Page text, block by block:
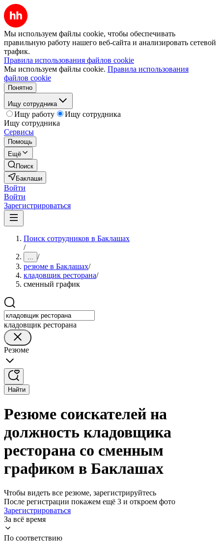
Мы используем файлы cookie, чтобы обеспечивать
правильную работу нашего веб-сайта и анализировать сетевой
трафик.
Правила использования файлов cookie
Мы используем файлы cookie. Правила использования
файлов cookie
Понятно
Ищу сотрудника
Ищу работу
Ищу сотрудника
Ищу сотрудника
Сервисы
Помощь
Ещё
Поиск
Баклаши
Войти
Войти
Зарегистрироваться
Поиск сотрудников в Баклашах
/
... /
резюме в Баклашах/
кладовщик ресторана/
сменный график
кладовщик ресторана
Резюме
Найти
Резюме соискателей на
должность кладовщика
ресторана со сменным
графиком в Баклашах
Чтобы видеть все резюме, зарегистрируйтесь
После регистрации покажем ещё 3 и откроем фото
Зарегистрироваться
За всё время
По соответствию